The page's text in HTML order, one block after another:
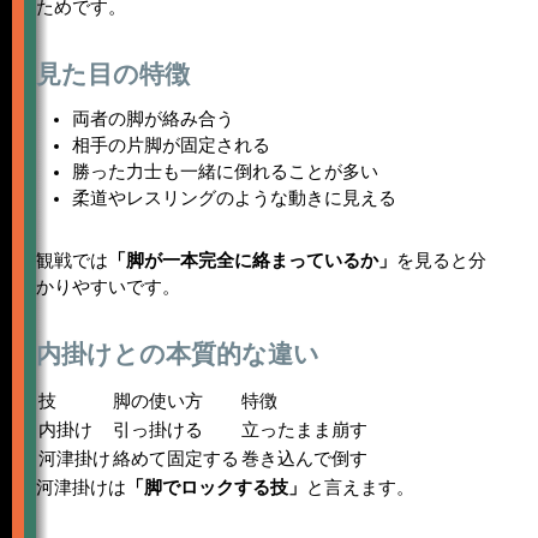
ためです。
見た目の特徴
両者の脚が絡み合う
相手の片脚が固定される
勝った力士も一緒に倒れることが多い
柔道やレスリングのような動きに見える
観戦では 「脚が一本完全に絡まっているか」
を見ると分
かりやすいです。
内掛けとの本質的な違い
技 脚の使い方
特徴
内掛け
引っ掛ける
立ったまま崩す
河津掛け絡めて固定する 巻き込んで倒す
河津掛けは 「脚でロックする技」 と言えます。